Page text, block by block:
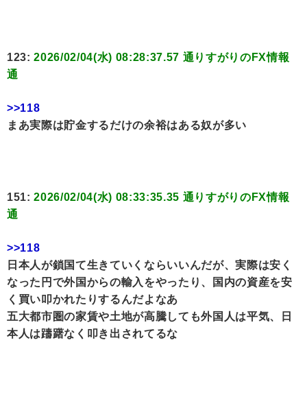
123:2026/02/04(水) 08:28:37.57 通りすがりのFX情報
通
>>118
まあ実際は貯金するだけの余裕はある奴が多い
151:2026/02/04(水) 08:33:35.35 通りすがりのFX情報
通
>>118
日本人が鎖国て生きていくならいいんだが、実際は安く
なった円で外国からの輸入をやったり、国内の資産を安
く買い叩かれたりするんだよなあ
五大都市圏の家賃や土地が高騰しても外国人は平気、日
本人は躊躇なく叩き出されてるな